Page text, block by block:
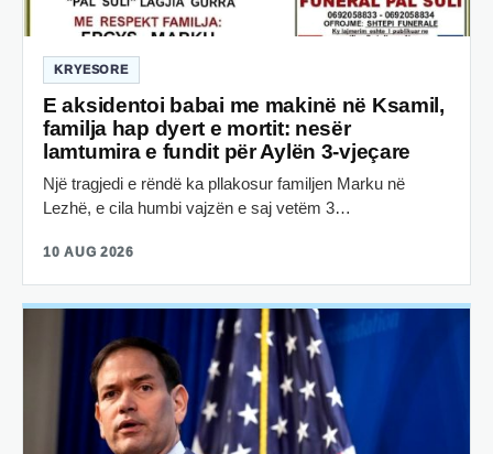
KRYESORE
E aksidentoi babai me makinë në Ksamil,
familja hap dyert e mortit: nesër
lamtumira e fundit për Aylën 3-vjeçare
Një tragjedi e rëndë ka pllakosur familjen Marku në
Lezhë, e cila humbi vajzën e saj vetëm 3…
10 AUG 2026